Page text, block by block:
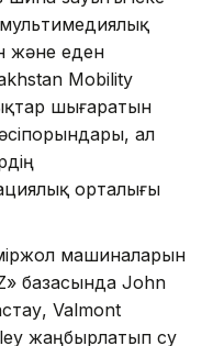
және еден
Mobility
шығаратын
ал
орталығы
машиналарын
базасында John
Valmont
жаңбырлатып су